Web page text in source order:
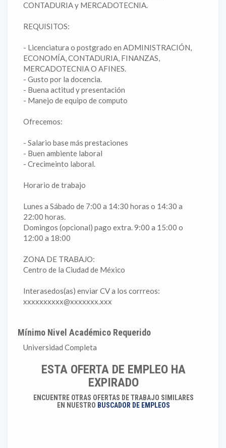
CONTADURIA y MERCADOTECNIA.
REQUISITOS:
- Licenciatura o postgrado en ADMINISTRACIÓN,
ECONOMÍA, CONTADURIA, FINANZAS,
MERCADOTECNIA O AFINES.
- Gusto por la docencia.
- Buena actitud y presentación
- Manejo de equipo de computo
Ofrecemos:
- Salario base más prestaciones
- Buen ambiente laboral
- Crecimeinto laboral.
Horario de trabajo
Lunes a Sábado de 7:00 a 14:30 horas o 14:30 a
22:00 horas.
Domingos (opcional) pago extra. 9:00 a 15:00 o
12:00 a 18:00
ZONA DE TRABAJO:
Centro de la Ciudad de México
Interasedos(as) enviar CV a los corrreos:
xxxxxxxxxx@xxxxxxx.xxx
Mínimo Nivel Académico Requerido
Universidad Completa
ESTA OFERTA DE EMPLEO HA
EXPIRADO
ENCUENTRE OTRAS OFERTAS DE TRABAJO SIMILARES
EN NUESTRO BUSCADOR DE EMPLEOS